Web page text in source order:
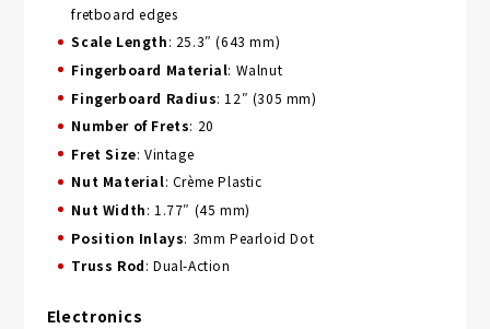
fretboard edges
Scale Length: 25.3″ (643 mm)
Fingerboard Material: Walnut
Fingerboard Radius: 12″ (305 mm)
Number of Frets: 20
Fret Size: Vintage
Nut Material: Crème Plastic
Nut Width: 1.77″ (45 mm)
Position Inlays: 3mm Pearloid Dot
Truss Rod: Dual-Action
Electronics